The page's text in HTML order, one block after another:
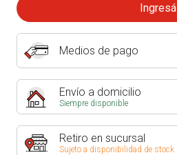
Ingresá
Medios de pago
Envío a domicilio
Siempre disponible
Retiro en sucursal
Sujeto a disponibilidad de stock